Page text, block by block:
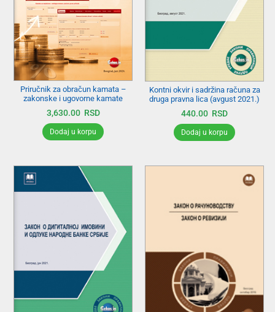
Priručnik za obračun kamata –
zakonske i ugovorne kamate
3,630.00 RSD
Dodaj u korpu
Kontni okvir i sadržina računa za
druga pravna lica (avgust 2021.)
440.00 RSD
Dodaj u korpu